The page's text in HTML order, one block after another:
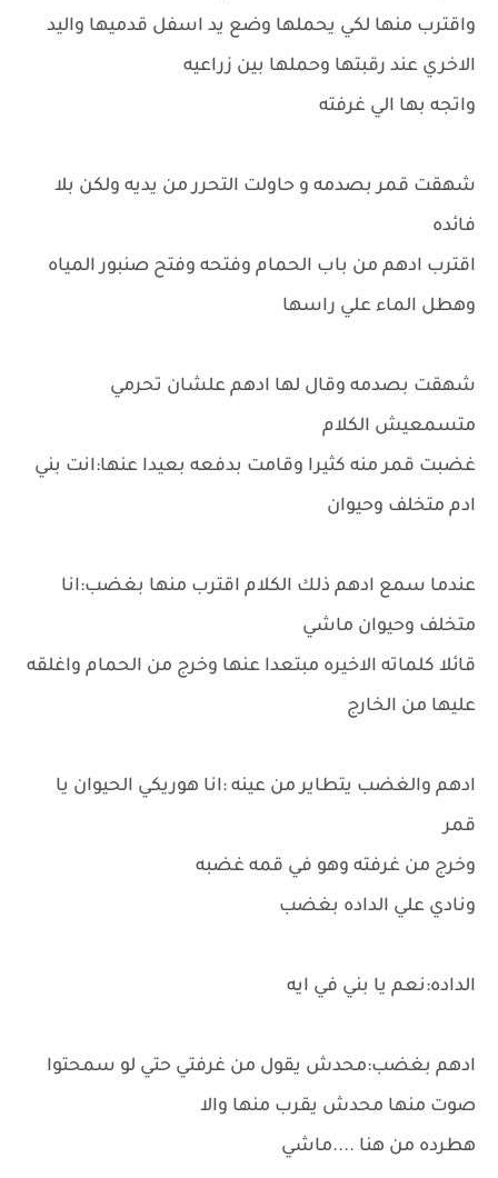
واقترب منها لكي يحملها وضع يد اسفل قدميها واليد
الاخري عند رقبتها وحملها بين زراعيه
واتجه بها الي غرفته
شهقت قمر بصدمه و حاولت التحرر من يديه ولكن بلا
فائده
اقترب ادهم من باب الحمام وفتحه وفتح صنبور المياه
وهطل الماء علي راسها
شهقت بصدمه وقال لها ادهم علشان تحرمي
متسمعيش الكلام
غضبت قمر منه كثيرا وقامت بدفعه بعيدا عنها:انت بني
ادم متخلف وحيوان
عندما سمع ادهم ذلك الكلام اقترب منها بغضب:انا
متخلف وحيوان ماشي
قائلا كلماته الاخيره مبتعدا عنها وخرج من الحمام واغلقه
عليها من الخارج
ادهم والغضب يتطاير من عينه :انا هوريكي الحيوان يا
قمر
وخرج من غرفته وهو في قمه غضبه
ونادي علي الداده بغضب
الداده:نعم يا بني في ايه
ادهم بغضب:محدش يقول من غرفتي حتي لو سمحتوا
صوت منها محدش يقرب منها والا
هطرده من هنا ....ماشي